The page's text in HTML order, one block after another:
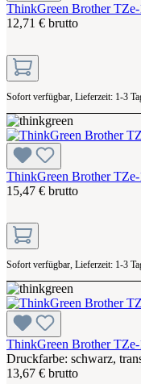
ThinkGreen Brother TZe-
12,71 € brutto
Sofort verfügbar, Lieferzeit: 1-3
ThinkGreen Brother TZe-
15,47 € brutto
Sofort verfügbar, Lieferzeit: 1-3
ThinkGreen Brother TZe-
Druckfarbe: schwarz,
13,67 € brutto